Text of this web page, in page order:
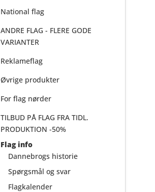
National flag
ANDRE FLAG - FLERE GODE
VARIANTER
Reklameflag
Øvrige produkter
For flag nørder
TILBUD PÅ FLAG FRA TIDL.
PRODUKTION -50%
Flag info
Dannebrogs historie
Spørgsmål og svar
Flagkalender